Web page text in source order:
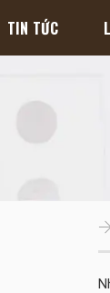
TIN TỨC